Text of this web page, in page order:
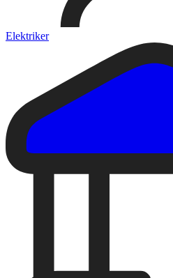
Elektriker